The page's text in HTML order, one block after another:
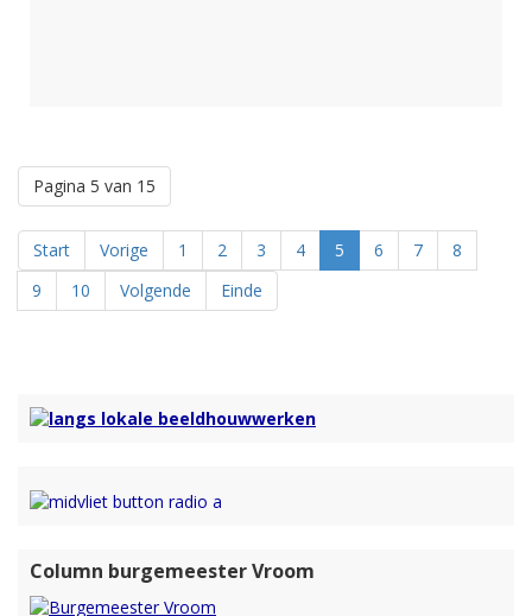
Pagina 5 van 15
Start Vorige 1 2 3 4 5 6 7
8
9
10 Volgende Einde
Column burgemeester Vroom